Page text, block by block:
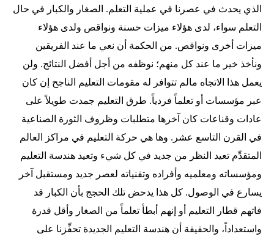
الذي يحدث في عصرنا في عملية التعلم. الصغار والكبار في حال
التعلم سواء، لدى هؤلاء ميزات حسنة ونواقص ولدى هؤلاء
ميزات أخرى ونواقص. من الحكمة أن نعي ما عند الفريقين
ونأخذ خير ما عند كل منهم؛ نوظفه من أجل أفضل النتائج. ولن
يعمل هذا الاتجاه مالم تتوافر له مقومات التعليم الناجح إن كان
عبر مؤسسات أو تعلماً فردياً. طرق التعليم جمدت طويلاً على
عادات وقناعات كان آخرها متطلبات وظروف الثورة الصناعية
في القرن التاسع عشر. وها هي حركة التعليم في مراكز العالم
المتقدِّم تعيد النظر من جديد في كل شيء وتعيد هندسة التعليم
ومؤسساته ومعلميه وأفراده وتقنياته لعصر جديد ومستقبل آخر
يسارع في الوصول. كل هذا يدحض تلك الحجج بأن الكبار قد
فاتهم قطار التعليم أو إنهم أبطأ تعلماً من الصغار وأقل قدرة
واستعداداً، والحقيقة أن هندسة التعليم الجديدة تحفِّزنا على